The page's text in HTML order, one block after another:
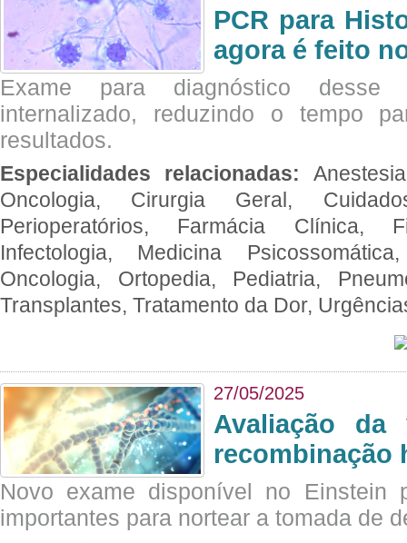
PCR para
agora é feito
Exame para diagnóstico desse
internalizado, reduzindo o tempo
resultados.
Especialidades relacionadas:
Oncologia, Cirurgia Geral,
Perioperatórios, Farmácia Clínica,
Infectologia, Medicina
Oncologia, Ortopedia, Pediatria,
Transplantes, Tratamento da Dor,
27/05/2025
Avaliação
recombinação
Novo exame disponível no Einstein
importantes para nortear a tomada de